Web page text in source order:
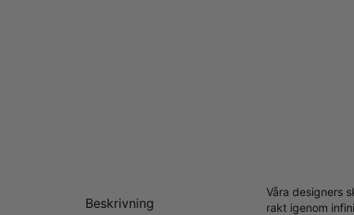
Beskrivning
Våra designers
rakt igenom